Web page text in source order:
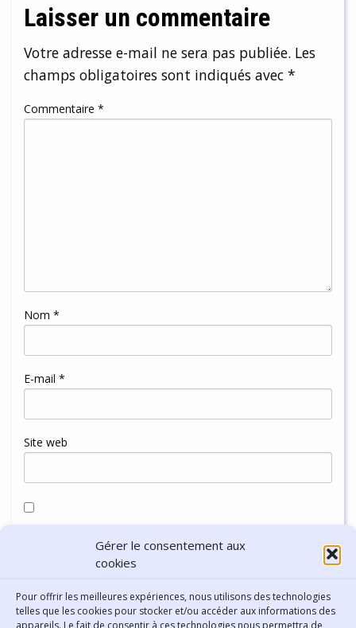
Gérer le consentement aux
cookies
Pour offrir les meilleures expériences, nous utilisons des technologies
telles que les cookies pour stocker et/ou accéder aux informations des
appareils. Le fait de consentir à ces technologies nous permettra de
Laisser un commentaire
Votre adresse e-mail ne sera pas publiée. Les
champs obligatoires sont indiqués avec *
Commentaire *
Nom *
E-mail *
Site web
navigateur pour mon prochain commentaire.